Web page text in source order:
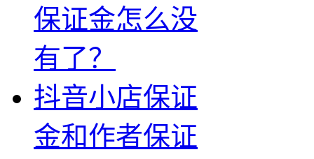
保证金怎么没
有了？
抖音小店保证
金和作者保证